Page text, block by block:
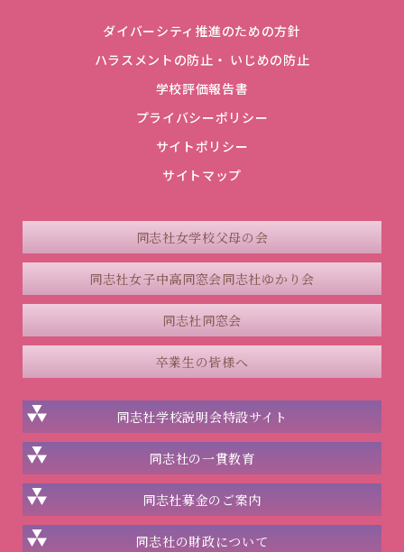
ダイバーシティ推進のための方針
ハラスメントの防止・ いじめの防止
学校評価報告書
プライバシーポリシー
サイトポリシー
サイトマップ
同志社女学校父母の会
同志社女子中高同窓会同志社ゆかり会
同志社同窓会
卒業生の皆様へ
同志社学校説明会特設サイト
同志社の一貫教育
同志社募金のご案内
同志社の財政について